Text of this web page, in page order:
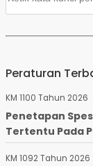
Peraturan
KM 1100 Tahun 2026
Penetapan
Tertentu Pada
KM 1092 Tahun 2026